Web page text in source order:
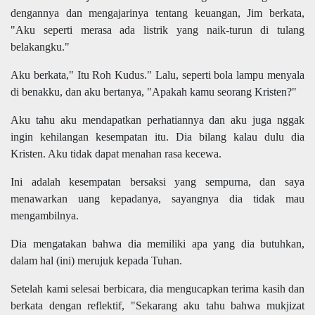
dengannya dan mengajarinya tentang keuangan, Jim berkata,
"Aku seperti merasa ada listrik yang naik-turun di tulang
belakangku."
Aku berkata," Itu Roh Kudus." Lalu, seperti bola lampu menyala
di benakku, dan aku bertanya, "Apakah kamu seorang Kristen?"
Aku tahu aku mendapatkan perhatiannya dan aku juga nggak
ingin kehilangan kesempatan itu. Dia bilang kalau dulu dia
Kristen. Aku tidak dapat menahan rasa kecewa.
Ini adalah kesempatan bersaksi yang sempurna, dan saya
menawarkan uang kepadanya, sayangnya dia tidak mau
mengambilnya.
Dia mengatakan bahwa dia memiliki apa yang dia butuhkan,
dalam hal (ini) merujuk kepada Tuhan.
Setelah kami selesai berbicara, dia mengucapkan terima kasih dan
berkata dengan reflektif, "Sekarang aku tahu bahwa mukjizat